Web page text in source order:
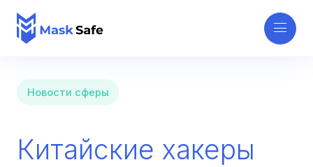
Новости сферы
Китайские хакеры